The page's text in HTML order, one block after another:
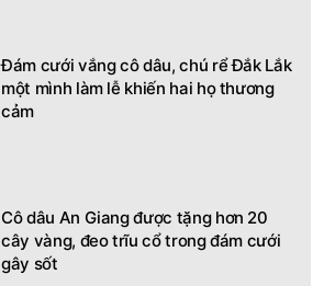
Đám cưới vắng cô dâu, chú rể Đắk Lắk
một mình làm lễ khiến hai họ thương
cảm
Cô dâu An Giang được tặng hơn 20
cây vàng, đeo trĩu cổ trong đám cưới
gây sốt